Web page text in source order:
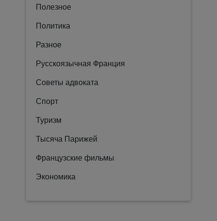
Полезное
Политика
Разное
Русскоязычная Франция
Советы адвоката
Спорт
Туризм
Тысяча Парижей
Французские фильмы
Экономика